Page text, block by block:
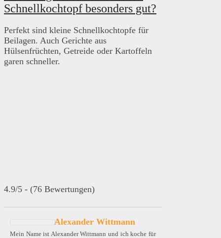
Schnellkochtopf besonders gut?
Perfekt sind kleine Schnellkochtopfe für
Beilagen. Auch Gerichte aus
Hülsenfrüchten, Getreide oder Kartoffeln
garen schneller.
4.9/5 - (76 Bewertungen)
Alexander Wittmann
Mein Name ist Alexander Wittmann und ich koche für